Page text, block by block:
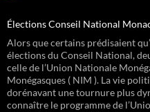
Élections Conseil National
Alors que certains prédisaient
élections du Conseil National,
celle de l’Union Nationale
Monégasques ( NIM ). La vie
dorénavant une tournure plus
connaître le programme de